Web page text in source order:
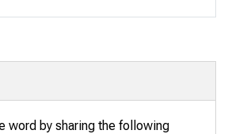
word by sharing the following